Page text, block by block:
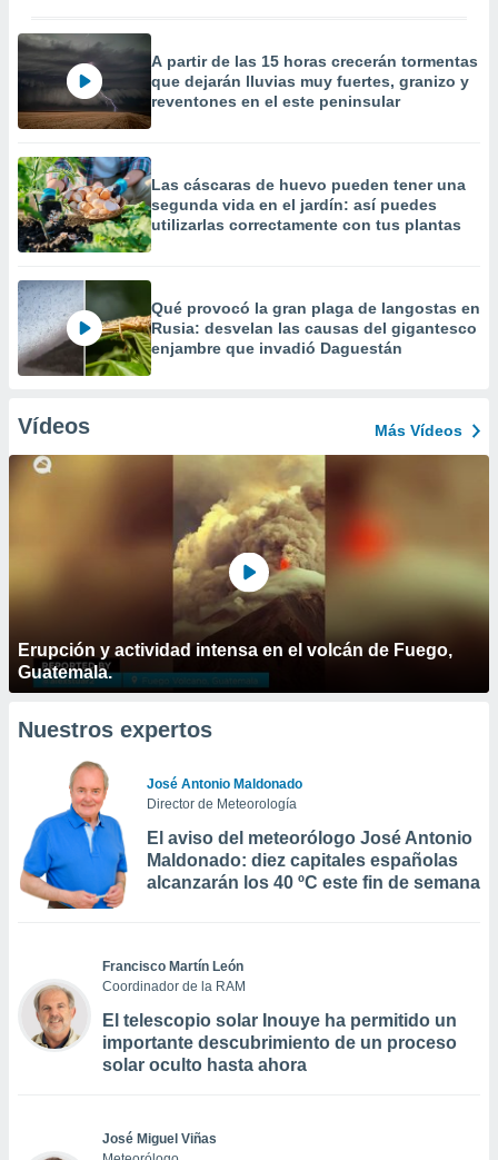
A partir de las 15 horas crecerán tormentas
que dejarán lluvias muy fuertes, granizo y
reventones en el este peninsular
Las cáscaras de huevo pueden tener una
segunda vida en el jardín: así puedes
utilizarlas correctamente con tus plantas
Qué provocó la gran plaga de langostas en
Rusia: desvelan las causas del gigantesco
enjambre que invadió Daguestán
Vídeos Más Vídeos
Erupción y actividad intensa en el volcán de Fuego,
Guatemala.
Nuestros expertos
José Antonio Maldonado
Director de Meteorología
El aviso del meteorólogo José Antonio
Maldonado: diez capitales españolas
alcanzarán los 40 ºC este fin de semana
Francisco Martín León
Coordinador de la RAM
El telescopio solar Inouye ha permitido un
importante descubrimiento de un proceso
solar oculto hasta ahora
José Miguel Viñas